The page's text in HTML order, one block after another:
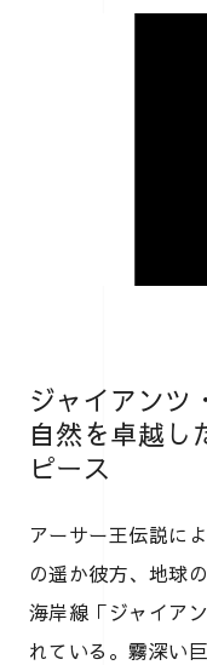
ジャイアンツ
自然を卓越し
ピース
アーサー王伝説に
の遥か彼方、地球
海岸線「ジャイア
れている。霧深い